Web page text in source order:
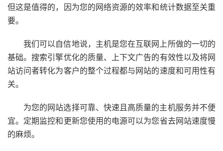
但这是值得的，因为您的网络资源的效率和统计数据至关重
要。
我们可以自信地说，主机是您在互联网上所做的一切的
基础。搜索引擎优化的质量、上下文广告的有效性以及将网
站访问者转化为客户的整个过程都与网站的速度和可用性有
关。
为您的网站选择可靠、快速且高质量的主机服务并不便
宜。定期监控和更新您使用的电源可以为您省去网站速度慢
的麻烦。